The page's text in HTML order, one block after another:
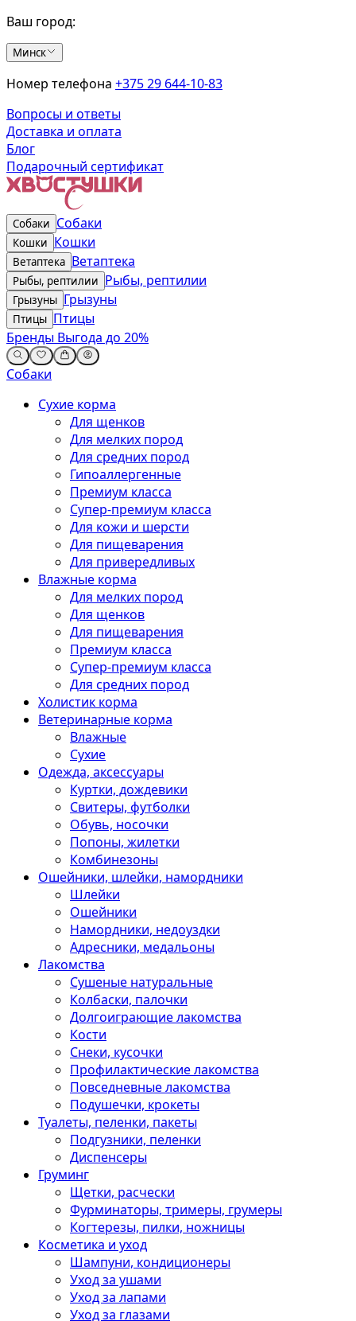
Ваш город:
Минск
Номер телефона +375 29 644-10-83
Вопросы и ответы
Доставка и оплата
Блог
Подарочный сертификат
Собаки Собаки
Кошки Кошки
Ветаптека Ветаптека
Рыбы, рептилии Рыбы, рептилии
Грызуны Грызуны
Птицы Птицы
Бренды Выгода до 20%
Собаки
Сухие корма
Для щенков
Для мелких пород
Для средних пород
Гипоаллергенные
Премиум класса
Супер-премиум класса
Для кожи и шерсти
Для пищеварения
Для привередливых
Влажные корма
Для мелких пород
Для щенков
Для пищеварения
Премиум класса
Супер-премиум класса
Для средних пород
Холистик корма
Ветеринарные корма
Влажные
Сухие
Одежда, аксессуары
Куртки, дождевики
Свитеры, футболки
Обувь, носочки
Попоны, жилетки
Комбинезоны
Ошейники, шлейки, намордники
Шлейки
Ошейники
Намордники, недоуздки
Адресники, медальоны
Лакомства
Сушеные натуральные
Колбаски, палочки
Долгоиграющие лакомства
Кости
Снеки, кусочки
Профилактические лакомства
Повседневные лакомства
Подушечки, крокеты
Туалеты, пеленки, пакеты
Подгузники, пеленки
Диспенсеры
Груминг
Щетки, расчески
Фурминаторы, тримеры, грумеры
Когтерезы, пилки, ножницы
Косметика и уход
Шампуни, кондиционеры
Уход за ушами
Уход за лапами
Уход за глазами